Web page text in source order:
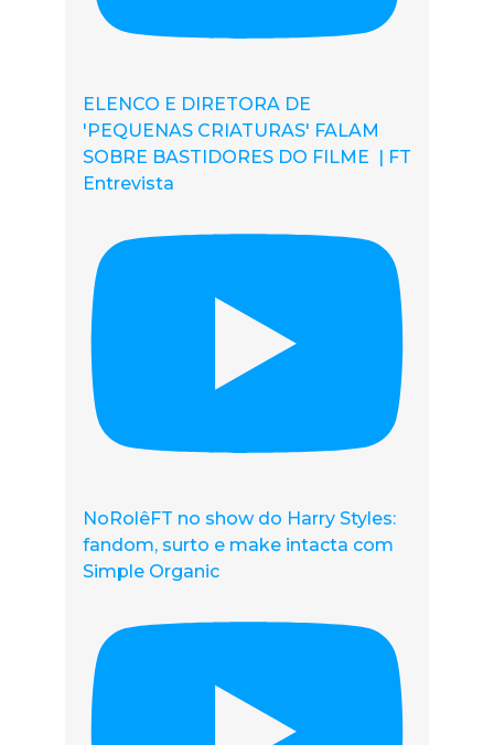
ELENCO E DIRETORA DE
'PEQUENAS CRIATURAS' FALAM
SOBRE BASTIDORES DO FILME | FT
Entrevista
NoRolêFT no show do Harry Styles:
fandom, surto e make intacta com
Simple Organic